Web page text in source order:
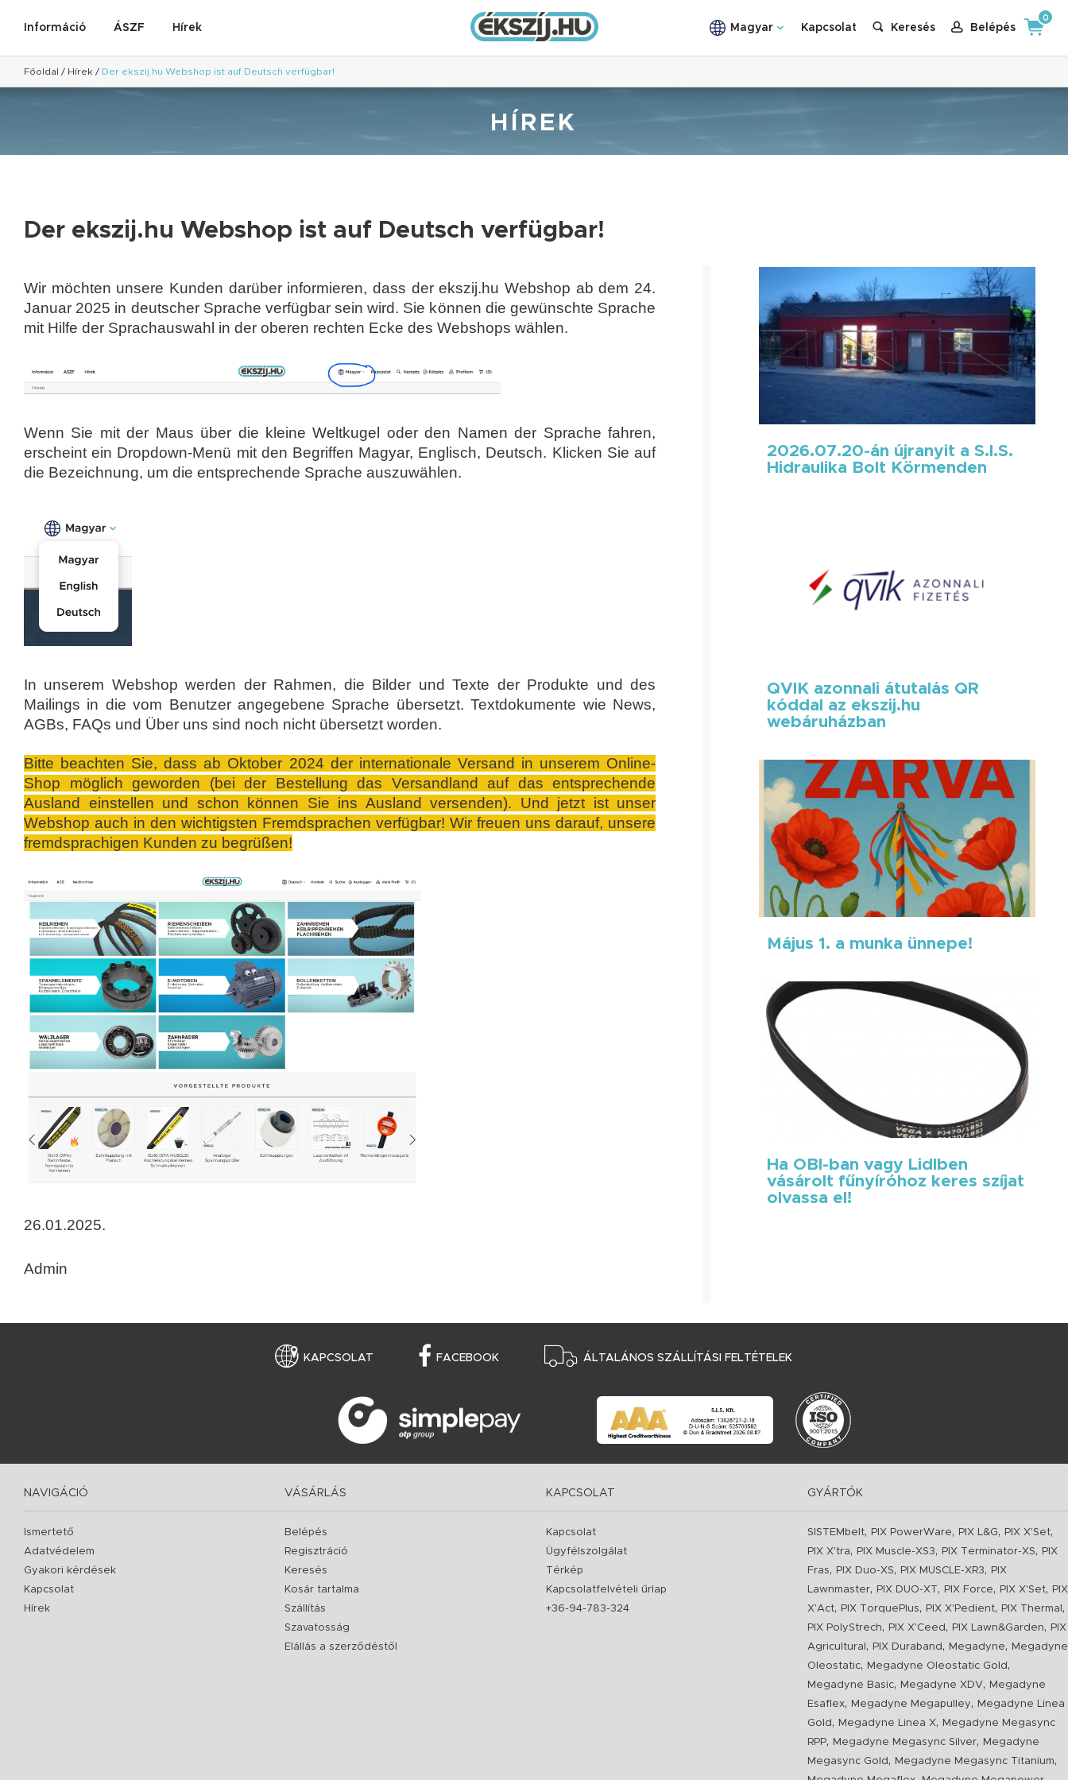
Információ ÁSZF Hírek Magyar Kapcsolat Keresés Belépés
0
Főoldal / Hírek / Der ekszij.hu Webshop ist auf Deutsch verfügbar!
HÍREK
Der ekszij.hu Webshop ist auf Deutsch verfügbar!
Wir möchten unsere Kunden darüber informieren, dass der ekszij.hu Webshop ab dem 24.
Januar 2025 in deutscher Sprache verfügbar sein wird. Sie können die gewünschte Sprache
mit Hilfe der Sprachauswahl in der oberen rechten Ecke des Webshops wählen.
Wenn Sie mit der Maus über die kleine Weltkugel oder den Namen der Sprache fahren,
erscheint ein Dropdown-Menü mit den Begriffen Magyar, Englisch, Deutsch. Klicken Sie auf
die Bezeichnung, um die entsprechende Sprache auszuwählen.
In unserem Webshop werden der Rahmen, die Bilder und Texte der Produkte und des
Mailings in die vom Benutzer angegebene Sprache übersetzt. Textdokumente wie News,
AGBs, FAQs und Über uns sind noch nicht übersetzt worden.
Bitte beachten Sie, dass ab Oktober 2024 der internationale Versand in unserem Online-
Shop möglich geworden (bei der Bestellung das Versandland auf das entsprechende
Ausland einstellen und schon können Sie ins Ausland versenden). Und jetzt ist unser
Webshop auch in den wichtigsten Fremdsprachen verfügbar! Wir freuen uns darauf, unsere
fremdsprachigen Kunden zu begrüßen!
26.01.2025.
Admin
2026.07.20-án újranyit a S.I.S.
Hidraulika Bolt Körmenden
QVIK azonnali átutalás QR
kóddal az ekszij.hu
webáruházban
Május 1. a munka ünnepe!
Ha OBI-ban vagy Lidlben
vásárolt fűnyíróhoz keres szíjat
olvassa el!
KAPCSOLAT FACEBOOK ÁLTALÁNOS SZÁLLÍTÁSI FELTÉTELEK
NAVIGÁCIÓ
Ismertető
Adatvédelem
Gyakori kérdések
Kapcsolat
Hírek
VÁSÁRLÁS
Belépés
Regisztráció
Keresés
Kosár tartalma
Szállítás
Szavatosság
Elállás a szerződéstől
KAPCSOLAT
Kapcsolat
Ügyfélszolgálat
Térkép
Kapcsolatfelvételi űrlap
+36-94-783-324
GYÁRTÓK
SISTEMbelt, PIX PowerWare, PIX L&G, PIX X'Set,
PIX X'tra, PIX Muscle-XS3, PIX Terminator-XS,
PIX
Fras, PIX Duo-XS, PIX MUSCLE-XR3,
PIX
Lawnmaster, PIX DUO-XT , PIX Force, PIX X'Set,
PIX
X'Act, PIX TorquePlus, PIX X'Pedient, PIX Thermal ,
PIX PolyStrech, PIX X'Ceed , PIX Lawn&Garden,
PIX
Agricultural , PIX Duraband , Megadyne,
Megadyne
Oleostatic, Megadyne Oleostatic Gold ,
Megadyne Basic, Megadyne XDV,
Megadyne
Esaflex, Megadyne Megapulley,
Megadyne Linea
Gold , Megadyne Linea X,
Megadyne Megasync
RPP, Megadyne Megasync Silver,
Megadyne
Megasync Gold , Megadyne Megasync Titanium,